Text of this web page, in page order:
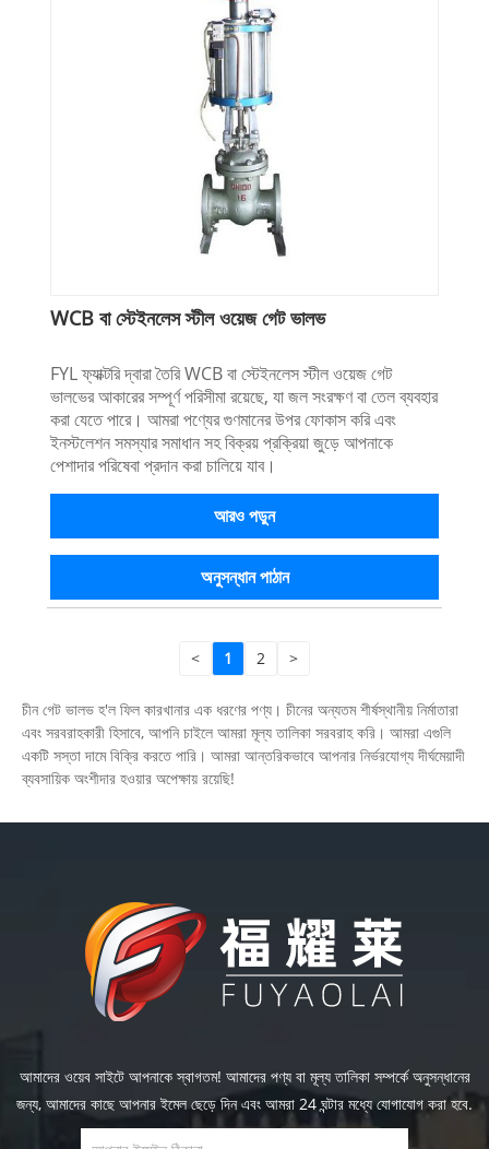
WCB বা স্টেইনলেস স্টীল ওয়েজ গেট ভালভ
FYL ফ্যাক্টরি দ্বারা তৈরি WCB বা স্টেইনলেস স্টীল ওয়েজ গেট
ভালভের আকারের সম্পূর্ণ পরিসীমা রয়েছে, যা জল সংরক্ষণ বা তেল ব্যবহার
করা যেতে পারে। আমরা পণ্যের গুণমানের উপর ফোকাস করি এবং
ইনস্টলেশন সমস্যার সমাধান সহ বিক্রয় প্রক্রিয়া জুড়ে আপনাকে
পেশাদার পরিষেবা প্রদান করা চালিয়ে যাব।
আরও পড়ুন
অনুসন্ধান পাঠান
< 1 2 >
চীন গেট ভালভ হ'ল ফিল কারখানার এক ধরণের পণ্য। চীনের অন্যতম শীর্ষস্থানীয় নির্মাতারা
এবং সরবরাহকারী হিসাবে, আপনি চাইলে আমরা মূল্য তালিকা সরবরাহ করি। আমরা এগুলি
একটি সস্তা দামে বিক্রি করতে পারি। আমরা আন্তরিকভাবে আপনার নির্ভরযোগ্য দীর্ঘমেয়াদী
ব্যবসায়িক অংশীদার হওয়ার অপেক্ষায় রয়েছি!
আমাদের ওয়েব সাইটে আপনাকে স্বাগতম! আমাদের পণ্য বা মূল্য তালিকা সম্পর্কে অনুসন্ধানের
জন্য, আমাদের কাছে আপনার ইমেল ছেড়ে দিন এবং আমরা 24 ঘন্টার মধ্যে যোগাযোগ করা হবে.